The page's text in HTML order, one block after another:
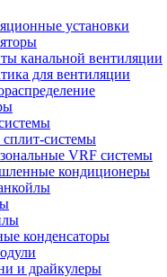
установки
канальной вентиляции
для вентиляции
системы
VRF системы
кондиционеры
конденсаторы
и драйкулеры